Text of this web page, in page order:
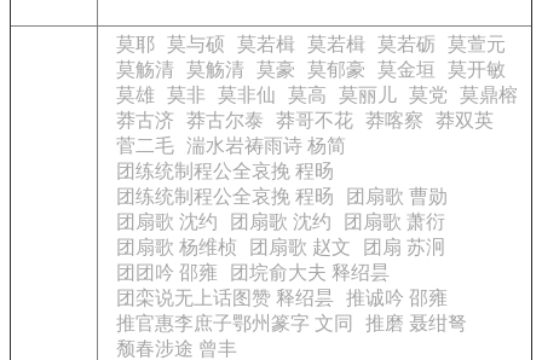
莫耶 莫与硕 莫若楫 莫若楫 莫若砺
莫萱元
莫觞清
莫觞清 莫豪 莫郁豪 莫金垣
莫开敏
莫雄 莫非 莫非仙 莫高 莫丽儿 莫党
莫鼎榕
莽古济
莽古尔泰 莽哥不花 莽喀察
莽双英
菅二毛 湍水岩祷雨诗 杨简
团练统制程公全哀挽 程旸
团练统制程公全哀挽 程旸
团扇歌 曹勋
团扇歌 沈约
团扇歌 沈约
团扇歌 萧衍
团扇歌 杨维桢
团扇歌 赵文
团扇 苏泂
团团吟 邵雍
团垸俞大夫 释绍昙
团栾说无上话图赞 释绍昙 推诚吟 邵雍
推官惠李庶子鄂州篆字 文同
推磨 聂绀弩
颓春涉途 曾丰